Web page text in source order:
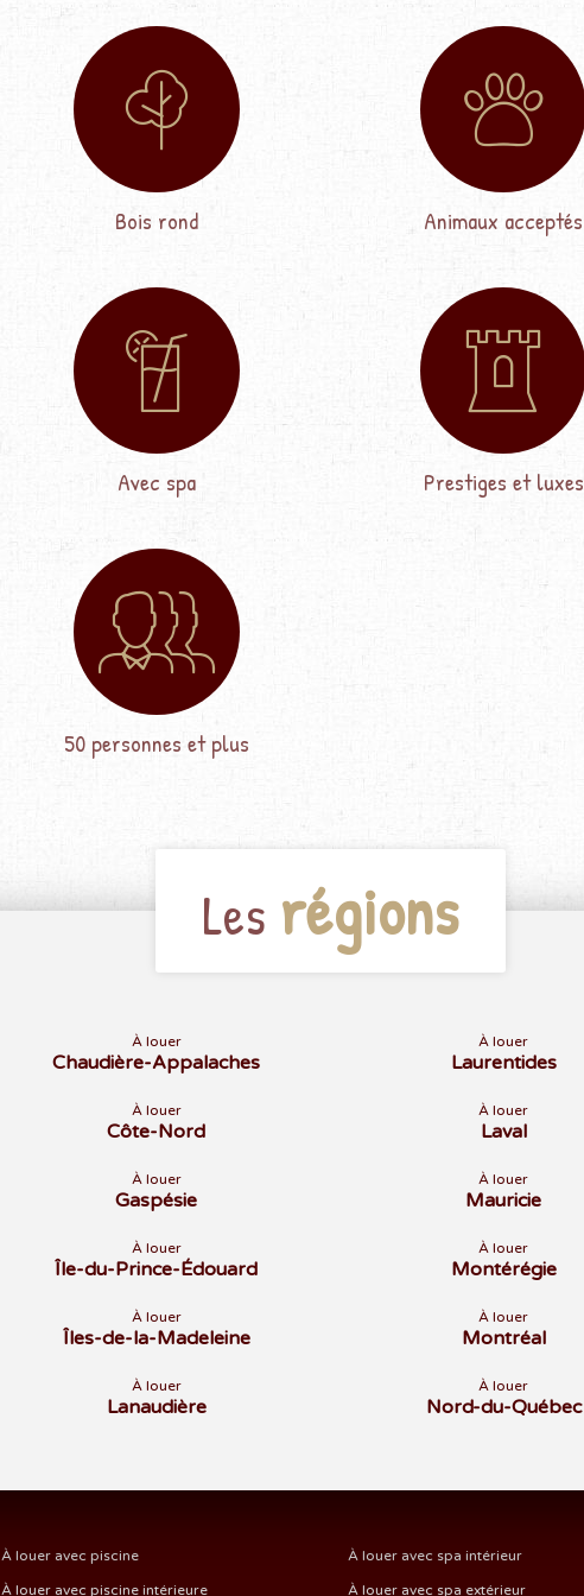
Bois rond Animaux acceptés
Avec spa Prestiges et luxes
50 personnes et plus
Les régions
À louer
Chaudière-Appalaches
À louer
Côte-Nord
À louer
Gaspésie
À louer
Île-du-Prince-Édouard
À louer
Îles-de-la-Madeleine
À louer
Lanaudière
À louer
Laurentides
À louer
Laval
À louer
Mauricie
À louer
Montérégie
À louer
Montréal
À louer
Nord-du-Québec
À louer avec piscine
À louer avec piscine intérieure
À louer avec spa intérieur
À louer avec spa extérieur